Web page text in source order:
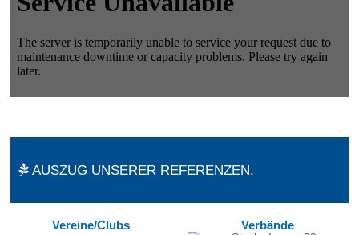
AUSZUG UNSERER REFERENZEN.
Vereine/Clubs Verbände